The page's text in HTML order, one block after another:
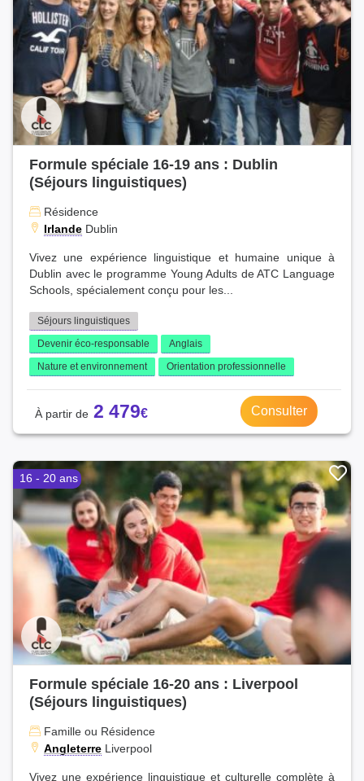
Formule spéciale 16-19 ans : Dublin
(Séjours linguistiques)
Résidence
Irlande Dublin
Vivez une expérience linguistique et humaine unique à
Dublin avec le programme Young Adults de ATC Language
Schools, spécialement conçu pour les...
Séjours linguistiques
Devenir éco-responsable
Anglais
Nature et environnement
Orientation professionnelle
2 479 Consulter
16 - 20 ans
Formule spéciale 16-20 ans : Liverpool
(Séjours linguistiques)
Famille ou Résidence
Angleterre Liverpool
Vivez une expérience linguistique et culturelle complète à